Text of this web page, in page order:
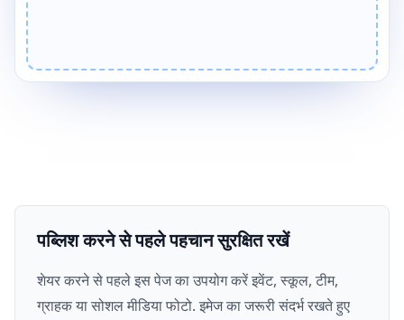
पब्लिश करने से पहले पहचान सुरक्षित रखें
शेयर करने से पहले इस पेज का उपयोग करें इवेंट, स्कूल, टीम,
ग्राहक या सोशल मीडिया फोटो. इमेज का जरूरी संदर्भ रखते हुए